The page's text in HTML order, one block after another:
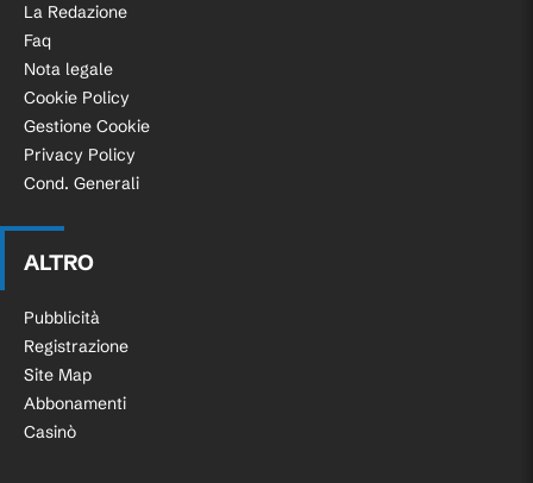
La Redazione
Faq
Nota legale
Cookie Policy
Gestione Cookie
Privacy Policy
Cond. Generali
ALTRO
Pubblicità
Registrazione
Site Map
Abbonamenti
Casinò